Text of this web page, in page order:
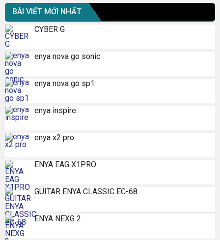
BÀI VIẾT MỚI NHẤT
CYBER G
enya nova go sonic
enya nova go sp1
enya inspire
enya x2 pro
ENYA EAG X1PRO
GUITAR ENYA CLASSIC EC-68
ENYA NEXG 2